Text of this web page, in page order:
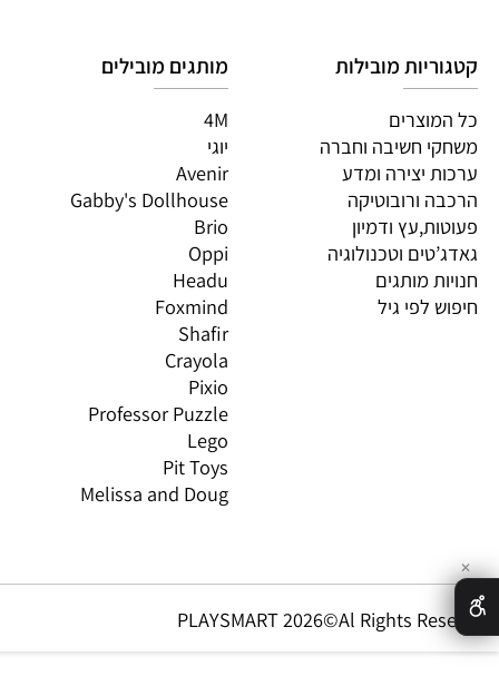
מובילות
חשיבה וחברה
יצירה ומדע
ורובוטיקה
ודמיון
מותגים מובילים
Avenir
Gabby's Dollhouse
Headu
Foxmind
Shafir
Crayola
Professor Puzzle
Melissa and Doug